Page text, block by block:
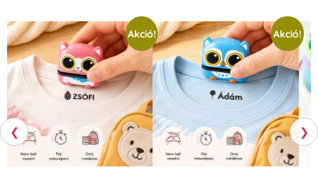
❮
Akció! Akció!
❯